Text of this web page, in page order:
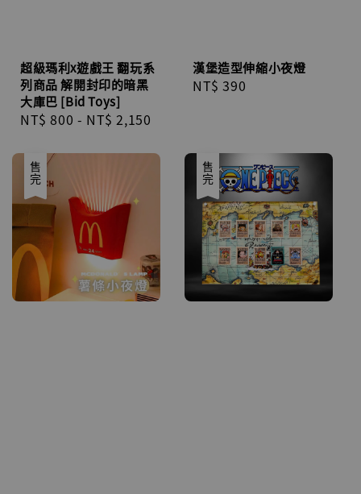
超級瑪利x遊戲王 翻玩系
列商品 解開封印的暗黑
大庫巴 [Bid Toys]
Regular
NT$ 800 - NT$ 2,150
漢堡造型伸縮小夜燈
Regular
NT$ 390
售完 售完